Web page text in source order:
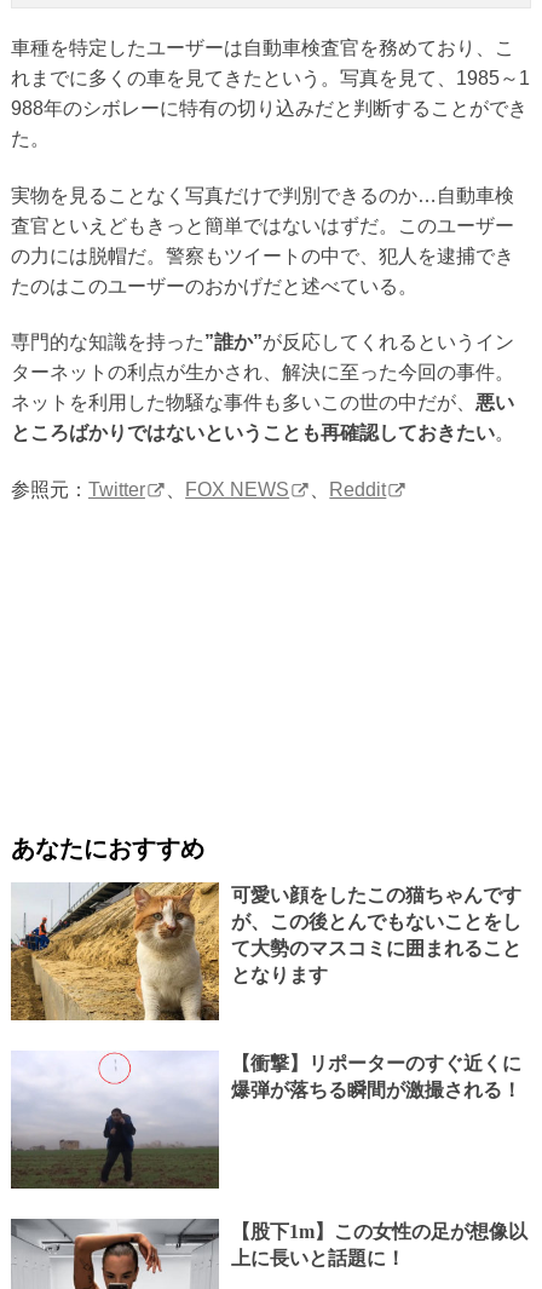
車種を特定したユーザーは自動車検査官を務めており、こ
れまでに多くの車を見てきたという。写真を見て、1985～1
988年のシボレーに特有の切り込みだと判断することができ
た。
実物を見ることなく写真だけで判別できるのか…自動車検
査官といえどもきっと簡単ではないはずだ。このユーザー
の力には脱帽だ。警察もツイートの中で、犯人を逮捕でき
たのはこのユーザーのおかげだと述べている。
専門的な知識を持った”誰か”が反応してくれるというイン
ターネットの利点が生かされ、解決に至った今回の事件。
ネットを利用した物騒な事件も多いこの世の中だが、 悪い
ところばかりではないということも再確認しておきたい。
参照元： Twitter FOX NEWS Reddit
あなたにおすすめ
可愛い顔をしたこの猫ちゃんです
が、この後とんでもないことをし
て大勢のマスコミに囲まれること
となります
【衝撃】リポーターのすぐ近くに
爆弾が落ちる瞬間が激撮される！
【股下1m】この女性の足が想像以
上に長いと話題に！